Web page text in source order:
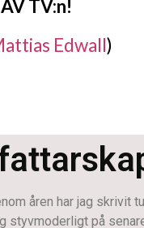
TV:n!
Edwall)
åren har jag
styvmoderligt på